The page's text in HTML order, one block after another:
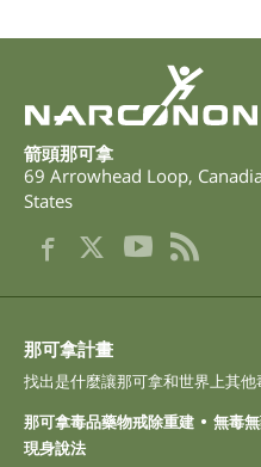
箭頭那可拿
69 Arrowhead Loop,
States
那可拿計畫
找出是什麼讓那可拿和世界上其
那可拿毒品藥物戒除重建
無毒
現身說法